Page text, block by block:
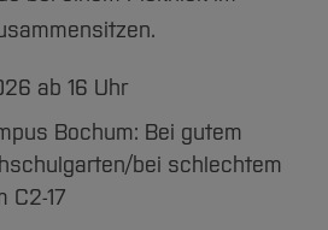
Projekte
Entwicklung
Hochschule
Hochschule
ab 16 Uhr
Bochum: Bei gutem
bei schlechtem
C2-17